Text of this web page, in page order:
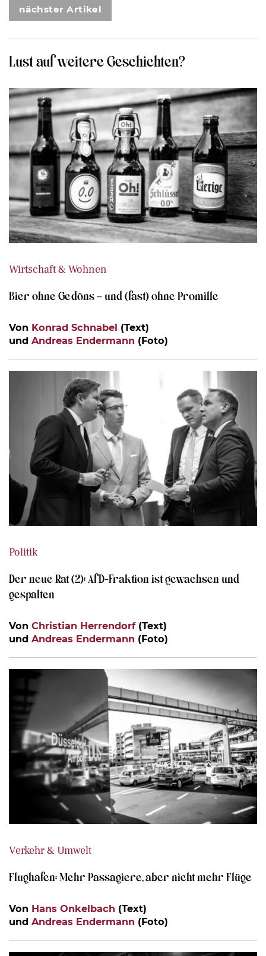
nächster Artikel
Lust auf weitere Geschichten?
Wirtschaft & Wohnen
Bier ohne Gedöns – und (fast) ohne Promille
Von Konrad Schnabel (Text)
und Andreas Endermann (Foto)
Politik
Der neue Rat (2): AfD-Fraktion ist gewachsen und
gespalten
Von Christian Herrendorf(Text)
und Andreas Endermann (Foto)
Verkehr & Umwelt
Flughafen: Mehr Passagiere, aber nicht mehr Flüge
Von Hans Onkelbach (Text)
und Andreas Endermann (Foto)